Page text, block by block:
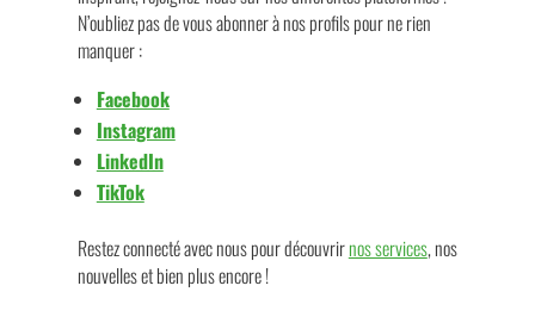
N’oubliez pas de vous abonner à nos profils pour ne rien
manquer :
Facebook
Instagram
LinkedIn
TikTok
Restez connecté avec nous pour découvrirnos services, nos
nouvelles et bien plus encore !